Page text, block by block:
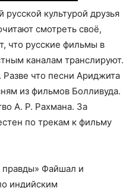
русской культурой друзья
смотреть своё,
что русские фильмы в
каналам транслируют.
что песни Ариджита
из фильмов Болливуда.
А. Р. Рахмана. За
по трекам к фильму
правды» Файшал и
индийским